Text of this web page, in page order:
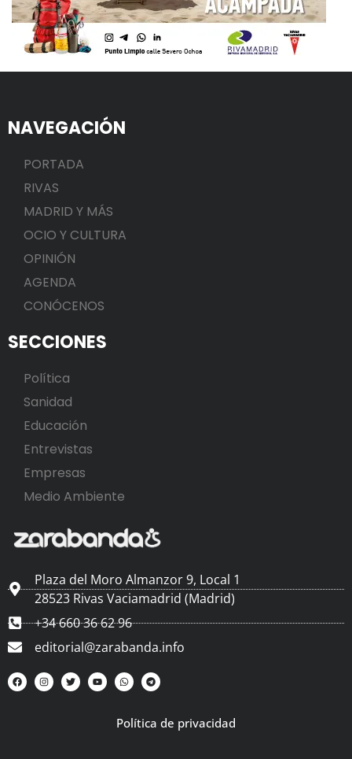
NAVEGACIÓN
PORTADA
RIVAS
MADRID Y MÁS
OCIO Y CULTURA
OPINIÓN
AGENDA
CONÓCENOS
SECCIONES
Política
Sanidad
Educación
Entrevistas
Empresas
Medio Ambiente
Plaza del Moro Almanzor 9, Local 1
28523 Rivas Vaciamadrid (Madrid)
+34 660 36 62 96
editorial@zarabanda.info
Política de privacidad